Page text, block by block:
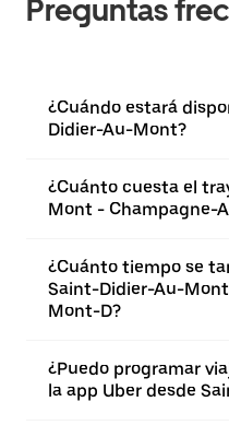
Preguntas
¿Cuándo estará
Didier-Au-Mont?
¿Cuánto cuesta el
Mont - Champagne-
¿Cuánto tiempo se
Saint-Didier-Au-
Mont-D?
¿Puedo programar
la app Uber desde